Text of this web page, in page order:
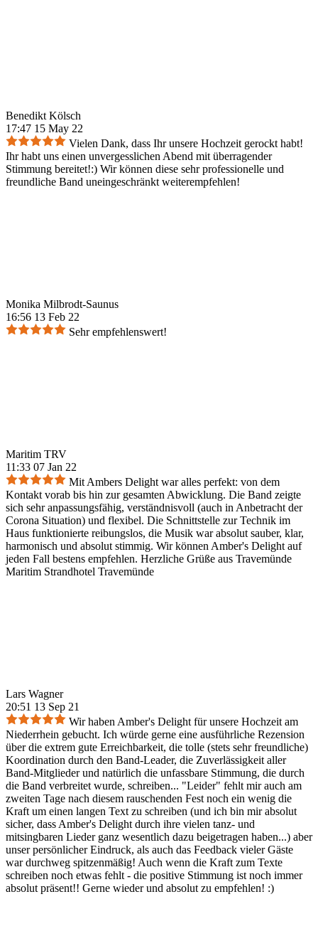
Benedikt Kölsch
17:47 15 May 22
Vielen Dank, dass Ihr unsere Hochzeit gerockt habt!
Ihr habt uns einen unvergesslichen Abend mit überragender
Stimmung bereitet!:) Wir können diese sehr professionelle und
freundliche Band uneingeschränkt weiterempfehlen!
Monika Milbrodt-Saunus
16:56 13 Feb 22
Sehr empfehlenswert!
Maritim TRV
11:33 07 Jan 22
Mit Ambers Delight war alles perfekt: von dem
Kontakt vorab bis hin zur gesamten Abwicklung. Die Band zeigte
sich sehr anpassungsfähig, verständnisvoll (auch in Anbetracht der
Corona Situation) und flexibel. Die Schnittstelle zur Technik im
Haus funktionierte reibungslos, die Musik war absolut sauber, klar,
harmonisch und absolut stimmig. Wir können Amber's Delight auf
jeden Fall bestens empfehlen. Herzliche Grüße aus Travemünde
Maritim Strandhotel Travemünde
Lars Wagner
20:51 13 Sep 21
Wir haben Amber's Delight für unsere Hochzeit am
Niederrhein gebucht. Ich würde gerne eine ausführliche Rezension
über die extrem gute Erreichbarkeit, die tolle (stets sehr freundliche)
Koordination durch den Band-Leader, die Zuverlässigkeit aller
Band-Mitglieder und natürlich die unfassbare Stimmung, die durch
die Band verbreitet wurde, schreiben... "Leider" fehlt mir auch am
zweiten Tage nach diesem rauschenden Fest noch ein wenig die
Kraft um einen langen Text zu schreiben (und ich bin mir absolut
sicher, dass Amber's Delight durch ihre vielen tanz- und
mitsingbaren Lieder ganz wesentlich dazu beigetragen haben...) aber
unser persönlicher Eindruck, als auch das Feedback vieler Gäste
war durchweg spitzenmäßig! Auch wenn die Kraft zum Texte
schreiben noch etwas fehlt - die positive Stimmung ist noch immer
absolut präsent!! Gerne wieder und absolut zu empfehlen! :)